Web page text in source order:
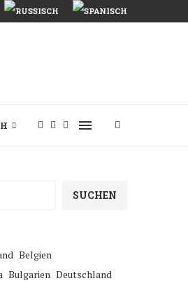
SUCHEN
Belgien
Bulgarien Deutschland